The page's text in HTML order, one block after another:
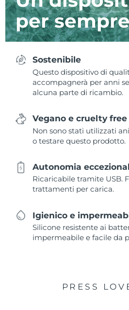
per
Sostenibile
Questo dispositivo di
accompagnerà per anni
alcuna parte di ricambio.
Vegano e cruelty free
Non sono stati utilizzati
o testare questo prodotto.
Autonomia
Ricaricabile tramite USB.
trattamenti per carica.
Igienico e
Silicone resistente ai
impermeabile e facile da
PRESS